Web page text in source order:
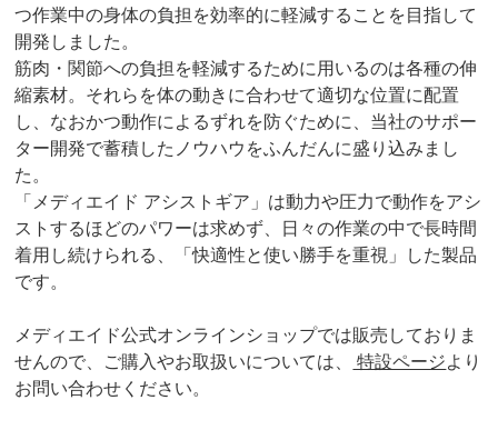
つ作業中の身体の負担を効率的に軽減することを目指して
開発しました。
筋肉・関節への負担を軽減するために用いるのは各種の伸
縮素材。それらを体の動きに合わせて適切な位置に配置
し、なおかつ動作によるずれを防ぐために、当社のサポー
ター開発で蓄積したノウハウをふんだんに盛り込みまし
た。
「メディエイド アシストギア」は動力や圧力で動作をアシ
ストするほどのパワーは求めず、日々の作業の中で長時間
着用し続けられる、「快適性と使い勝手を重視」した製品
です。
メディエイド公式オンラインショップでは販売しておりま
せんので、ご購入やお取扱いについては、
特設ページより
お問い合わせください。